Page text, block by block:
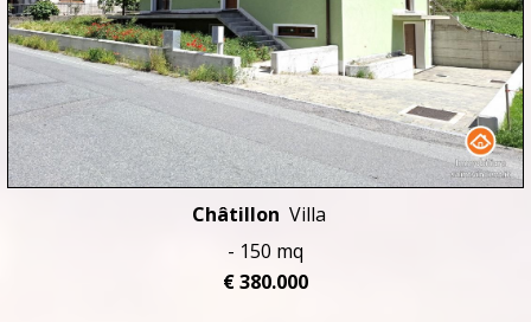
Châtillon Villa
- 150 mq
€ 380.000